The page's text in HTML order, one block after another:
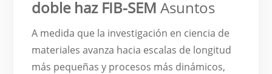
doble haz FIB-SEMAsuntos
A medida que la investigación en ciencia de
materiales avanza hacia escalas de longitud
más pequeñas y procesos más dinámicos,